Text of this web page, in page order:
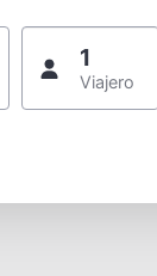
1
Viajero